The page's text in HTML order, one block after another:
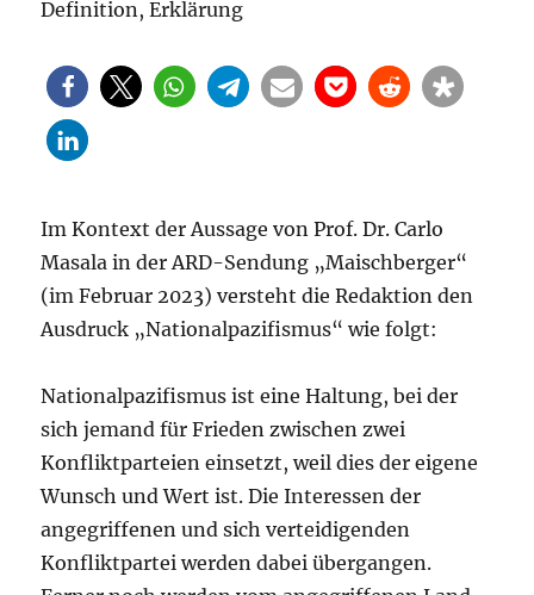
Im Kontext der Aussage von Prof. Dr. Carlo
Masala in der ARD-Sendung „Maischberger“
(im Februar 2023) versteht die Redaktion den
Ausdruck „Nationalpazifismus“ wie folgt:
Nationalpazifismus ist eine Haltung, bei der
sich jemand für Frieden zwischen zwei
Konfliktparteien einsetzt, weil dies der eigene
Wunsch und Wert ist. Die Interessen der
angegriffenen und sich verteidigenden
Konfliktpartei werden dabei übergangen.